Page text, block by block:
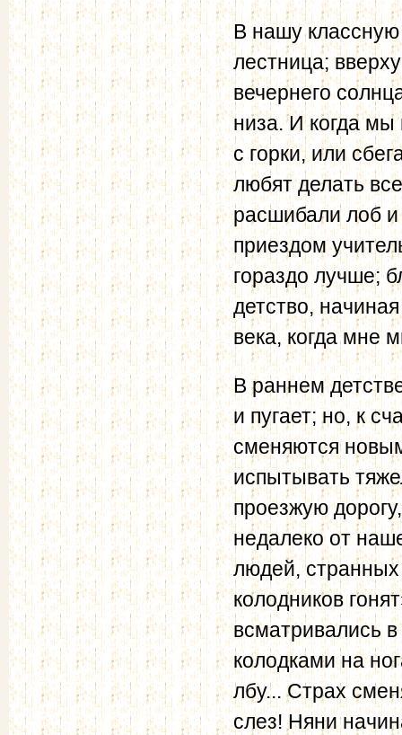
В нашу классную
лестница;
вечернего
низа. И когда мы
с горки, или
любят делать
расшибали лоб
приездом
гораздо лучше;
детство,
века, когда мне
В раннем
и пугает; но, к
сменяются
испытывать
проезжую
недалеко от
людей,
колодников
всматривались
колодками на
лбу... Страх
слез! Няни